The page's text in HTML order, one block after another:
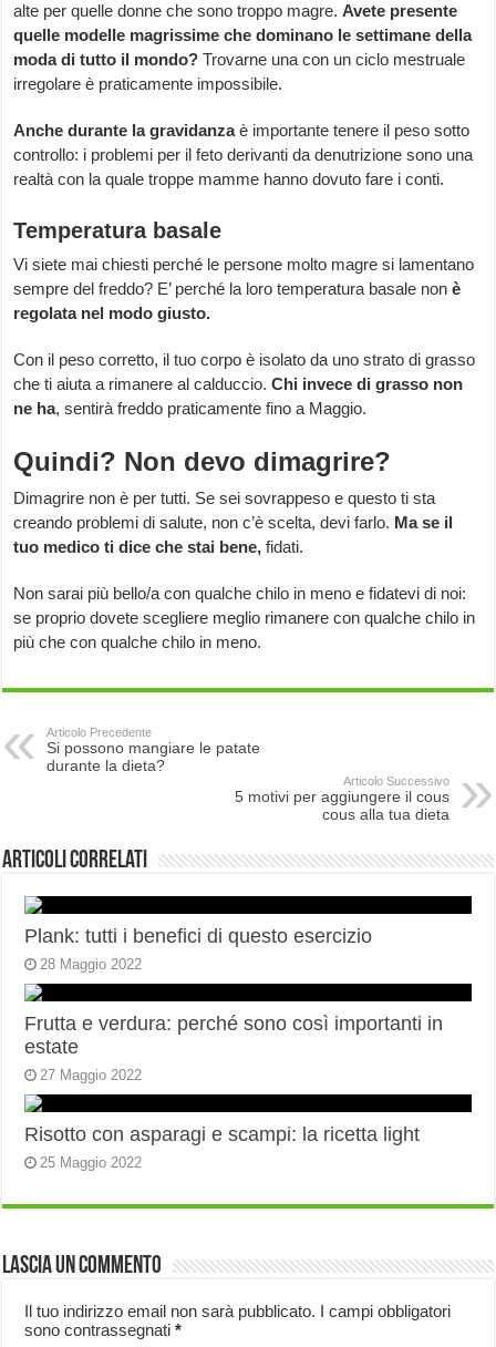
alte per quelle donne che sono troppo magre.Avete presente
quelle modelle magrissime che dominano le settimane della
moda di tutto il mondo?Trovarne una con un ciclo mestruale
irregolare è praticamente impossibile.
Anche durante la gravidanzaè importante tenere il peso sotto
controllo: i problemi per il feto derivanti da denutrizione sono una
realtà con la quale troppe mamme hanno dovuto fare i conti.
Temperatura basale
Vi siete mai chiesti perché le persone molto magre si lamentano
sempre del freddo? E’ perché la loro temperatura basale nonè
regolata nel modo giusto.
Con il peso corretto, il tuo corpo è isolato da uno strato di grasso
che ti aiuta a rimanere al calduccio.Chi invece di grasso non
ne ha, sentirà freddo praticamente fino a Maggio.
Quindi? Non devo dimagrire?
Dimagrire non è per tutti. Se sei sovrappeso e questo ti sta
creando problemi di salute, non c’è scelta, devi farlo. Ma se il
tuo medico ti dice che stai bene,fidati.
Non sarai più bello/a con qualche chilo in meno e fidatevi di noi:
se proprio dovete scegliere meglio rimanere con qualche chilo in
più che con qualche chilo in meno.
Articolo Precedente
Si possono mangiare le patate
durante la dieta?
Articolo Successivo
5 motivi per aggiungere il cous
cous alla tua dieta
Articoli correlati
Plank: tutti i benefici di questo esercizio
28 Maggio 2022
Frutta e verdura: perché sono così importanti in
estate
27 Maggio 2022
Risotto con asparagi e scampi: la ricetta light
25 Maggio 2022
Lascia un commento
Il tuo indirizzo email non sarà pubblicato. I campi obbligatori
sono contrassegnati*